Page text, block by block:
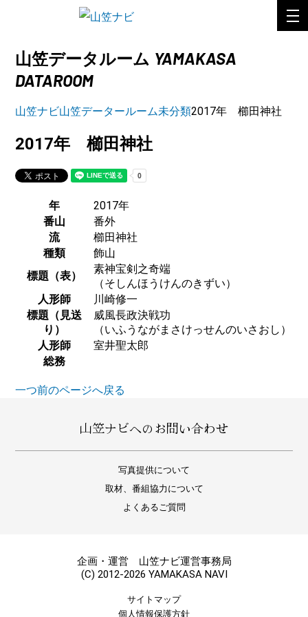
山笠データルーム YAMAKASA
DATAROOM
山笠ナビ山笠データールーム未分類2017年 櫛田神社
2017年 櫛田神社
年
2017年
番山
番外
流
櫛田神社
種類
飾山
標題（表）
素神宝剣之奇端
（そしんほうけんのきずい）
人形師
川崎修一
標題（見送
り）
威風長政決戦功
（いふうながまさけっせんのいさおし）
人形師
室井聖太郎
総務
一つ前のページへ戻る
山笠ナビへのお問い合わせ
写真提供について
取材、番組協力について
よくあるご質問
企画・運営 山笠ナビ運営事務局
(C) 2012-2026 YAMAKASA NAVI
サイトマップ
個人情報保護方針